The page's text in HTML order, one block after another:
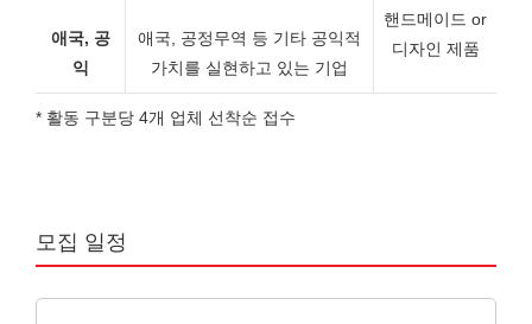
핸드메이드 or
디자인 제품
애국, 공
익
애국, 공정무역 등 기타 공익적
가치를 실현하고 있는 기업
* 활동 구분당 4개 업체 선착순 접수
모집 일정